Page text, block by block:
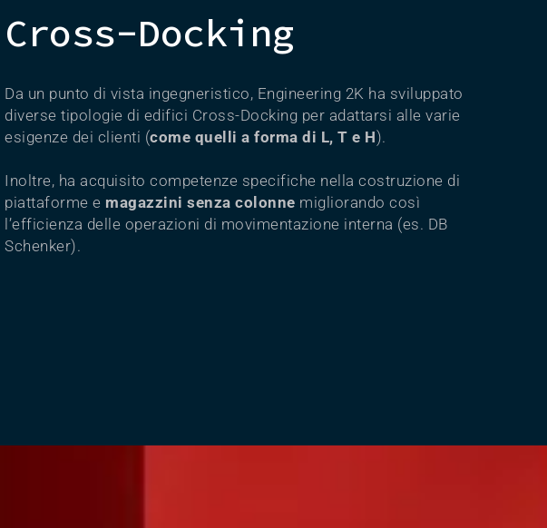
Cross-Docking
Da un punto di vista ingegneristico, Engineering 2K ha sviluppato
diverse tipologie di edifici Cross-Docking per adattarsi alle varie
esigenze dei clienti (come quelli a forma di L, T e H).
Inoltre, ha acquisito competenze specifiche nella costruzione di
piattaforme e magazzini senza colonne migliorando così
l’efficienza delle operazioni di movimentazione interna (es. DB
Schenker).